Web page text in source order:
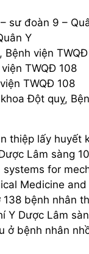
sư đoàn 9 –
Y
viện
TWQĐ 108
TWQĐ 108
Đột quỵ,
thiệp lấy huyết
Lâm sàng
for
Medicine
bệnh nhân
Y Dược Lâm
ở bệnh nhân
Hướng dẫn cách
cách tránh sai
Chào BS, thời
trên các phương
có rất nhiều
trẻ. Em nhận
nguy hiểm, có